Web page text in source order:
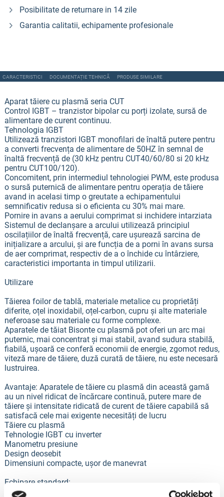
Posibilitate de returnare in 14 zile
Garantia calitatii, echipamente profesionale
CARACTERISTICI DOCUMENTAȚIE TEHNICĂ PRODUSE SIMILARE
Aparat tăiere cu plasmă seria CUT
Control IGBT – tranzistor bipolar cu porți izolate, sursă de
alimentare de curent continuu.
Tehnologia IGBT
Utilizează tranzistori IGBT monofilari de înaltă putere pentru
a converti frecvența de alimentare de 50HZ în semnal de
înaltă frecvență de (30 kHz pentru CUT40/60/80 si 20 kHz
pentru CUT100/120).
Concomitent, prin intermediul tehnologiei PWM, este produsa
o sursă puternică de alimentare pentru operația de tăiere
avand in acelasi timp o greutate a echipamentului
semnificativ redusa si o eficienta cu 30% mai mare.
Pornire in avans a aerului comprimat si inchidere intarziata
Sistemul de declanșare a arcului utilizează principiul
oscilațiilor de înaltă frecvență, care ușurează sarcina de
inițializare a arcului, și are funcția de a porni în avans sursa
de aer comprimat, respectiv de a o închide cu întârziere,
caracteristici importanta in timpul utilizarii.
Utilizare
Tăierea foilor de tablă, materiale metalice cu proprietăți
diferite, oțel inoxidabil, oțel-carbon, cupru și alte materiale
neferoase sau materiale cu forme complexe.
Aparatele de tăiat Bisonte cu plasmă pot oferi un arc mai
puternic, mai concentrat și mai stabil, avand sudura stabilă,
fiabilă, ușoară ce conferă economii de energie, zgomot redus,
viteză mare de tăiere, duză curată de tăiere, nu este necesară
lustruirea.
Avantaje: Aparatele de tăiere cu plasmă din această gamă
au un nivel ridicat de încărcare continuă, putere mare de
tăiere și intensitate ridicată de curent de tăiere capabilă să
satisfacă cele mai exigente necesități de lucru
Tăiere cu plasmă
Tehnologie IGBT cu inverter
Manometru presiune
Design deosebit
Dimensiuni compacte, ușor de manevrat
Echipare standard: